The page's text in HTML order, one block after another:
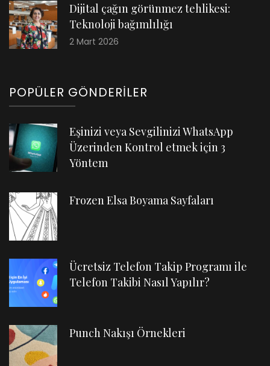
Dijital çağın görünmez tehlikesi:
Teknoloji bağımlılığı
2 Mart 2026
POPÜLER GÖNDERILER
Eşinizi veya Sevgilinizi WhatsApp
Üzerinden Kontrol etmek için 3
Yöntem
Frozen Elsa Boyama Sayfaları
Ücretsiz Telefon Takip Programı ile
Telefon Takibi Nasıl Yapılır?
Punch Nakışı Örnekleri